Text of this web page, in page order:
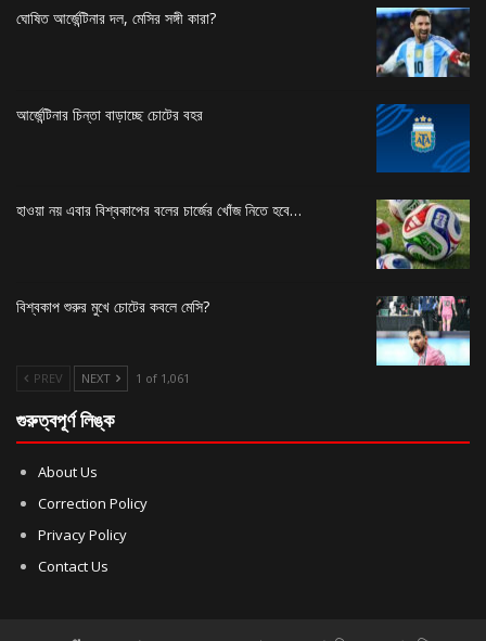
ঘোষিত আর্জেন্টিনার দল, মেসির সঙ্গী কারা?
আর্জেন্টিনার চিন্তা বাড়াচ্ছে চোটের বহর
হাওয়া নয় এবার বিশ্বকাপের বলের চার্জের খোঁজ নিতে হবে…
বিশ্বকাপ শুরুর মুখে চোটের কবলে মেসি?
PREV NEXT 1 of 1,061
গুরুত্বপূর্ণ লিঙ্ক
About Us
Correction Policy
Privacy Policy
Contact Us